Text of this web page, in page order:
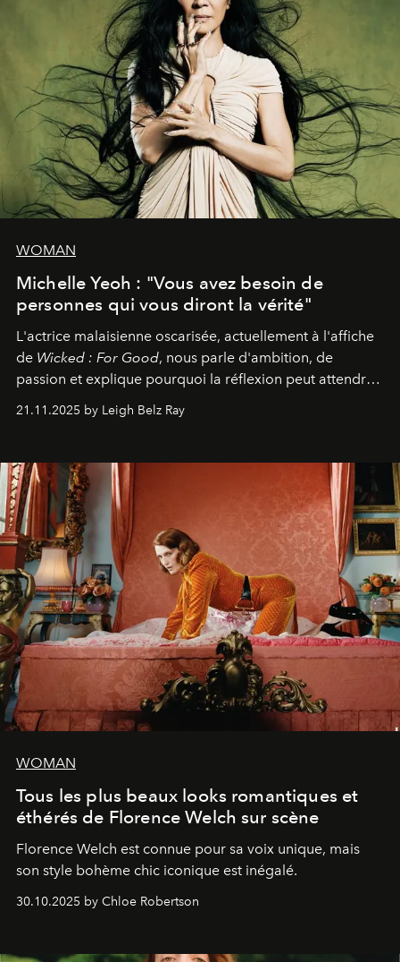
WOMAN
Michelle Yeoh : "Vous avez besoin de
personnes qui vous diront la vérité"
L'actrice malaisienne oscarisée, actuellement à l'affiche
de Wicked : For Good, nous parle d'ambition, de
passion et explique pourquoi la réflexion peut attendre.
Elle avoue :
"C'est libérateur d'interpréter un
personnage qui dit : 'C'est mon désir, mon ambition, ma
21.11.2025 by Leigh Belz Ray
WOMAN
Tous les plus beaux looks romantiques et
éthérés de Florence Welch sur scène
Florence Welch est connue pour sa voix unique, mais
son style bohème chic iconique est inégalé.
30.10.2025 by Chloe Robertson